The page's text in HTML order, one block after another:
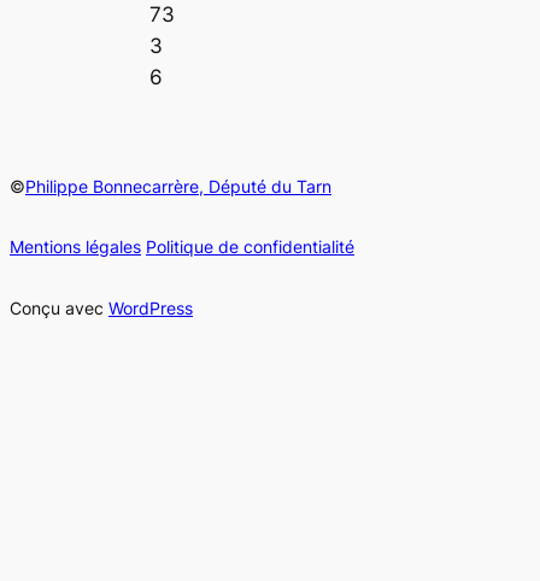
73
3
6
©Philippe Bonnecarrère, Député du Tarn
Mentions légales Politique de confidentialité
Conçu avec WordPress